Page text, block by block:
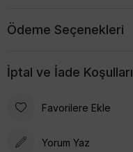
Ödeme Seçenekleri
İptal ve İade Koşulları
Favorilere Ekle
Yorum Yaz